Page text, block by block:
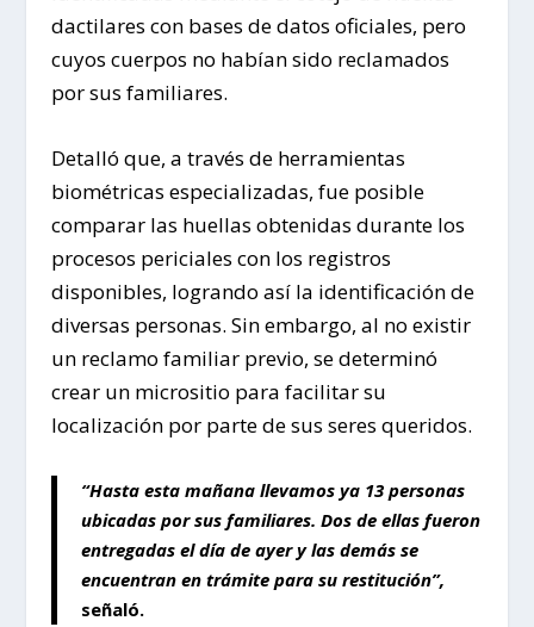
dactilares con bases de datos oficiales, pero
cuyos cuerpos no habían sido reclamados
por sus familiares.
Detalló que, a través de herramientas
biométricas especializadas, fue posible
comparar las huellas obtenidas durante los
procesos periciales con los registros
disponibles, logrando así la identificación de
diversas personas. Sin embargo, al no existir
un reclamo familiar previo, se determinó
crear un micrositio para facilitar su
localización por parte de sus seres queridos.
“Hasta esta mañana llevamos ya 13 personas
ubicadas por sus familiares. Dos de ellas fueron
entregadas el día de ayer y las demás se
encuentran en trámite para su restitución”,
señaló.